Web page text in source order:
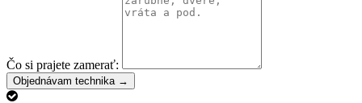
Čo si prajete zamerať:
Objednávam technika →